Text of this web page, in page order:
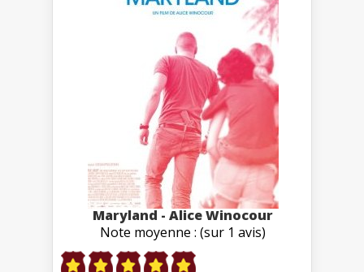
Maryland - Alice Winocour
Note moyenne : (sur 1 avis)